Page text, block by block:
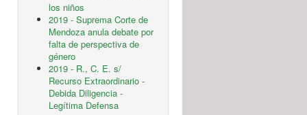
los niños
2019 - Suprema Corte de
Mendoza anula debate por
falta de perspectiva de
género
2019 - R., C. E. s/
Recurso Extraordinario -
Debida Diligencia -
Legítima Defensa